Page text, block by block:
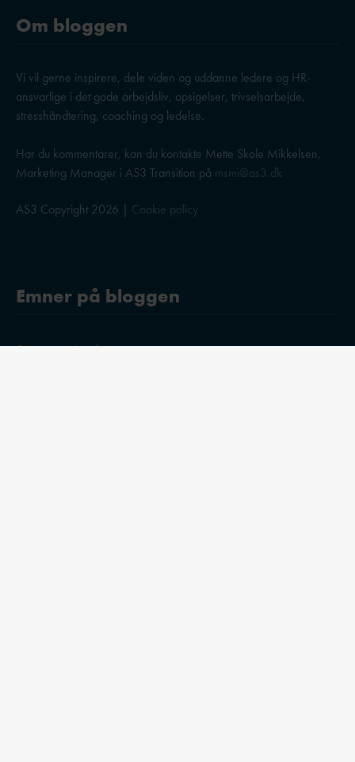
Om bloggen
Vi vil gerne inspirere, dele viden og uddanne ledere og HR-
ansvarlige i det gode arbejdsliv, opsigelser, trivselsarbejde,
stresshåndtering, coaching og ledelse.
Har du kommentarer, kan du kontakte Mette Skole Mikkelsen,
Marketing Manager i AS3 Transition på msmi@as3.dk
AS3 Copyright 2026 | Cookie policy
Emner på bloggen
Stress og trivsel